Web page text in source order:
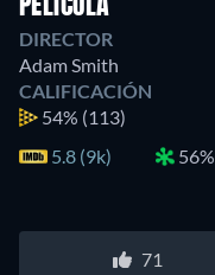
PELÍCULA
DIRECTOR
Adam Smith
CALIFICACIÓN
54% (113)
5.8 (9k)
56%
71